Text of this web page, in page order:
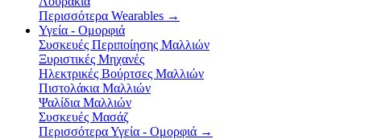
Περισσότερα Wearables →
Υγεία - Ομορφιά
Συσκευές Περιποίησης Μαλλιών
Ξυριστικές Μηχανές
Ηλεκτρικές Βούρτσες Μαλλιών
Πιστολάκια Μαλλιών
Ψαλίδια Μαλλιών
Συσκευές Μασάζ
Περισσότερα Υγεία - Ομορφιά →